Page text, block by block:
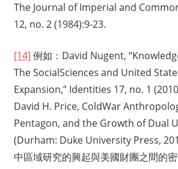
The Journal of Imperial and
12, no. 2 (1984):9-23.
[14] 例如：David Nugent,
The SocialSciences and United
Expansion,” Identities 17, no. 1
David H. Price, ColdWar
Pentagon, and the Growth of Dual
(Durham: Duke University Press,
中區域研究的興起與美國財團之間的